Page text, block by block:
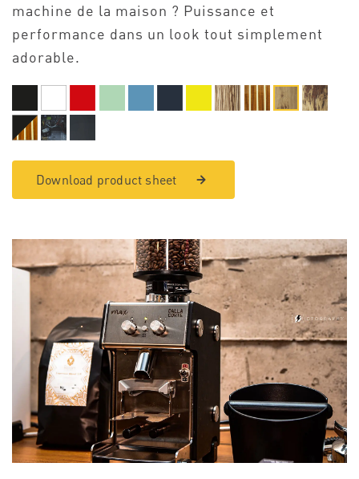
machine de la maison ? Puissance et
performance dans un look tout simplement
adorable.
Download product sheet